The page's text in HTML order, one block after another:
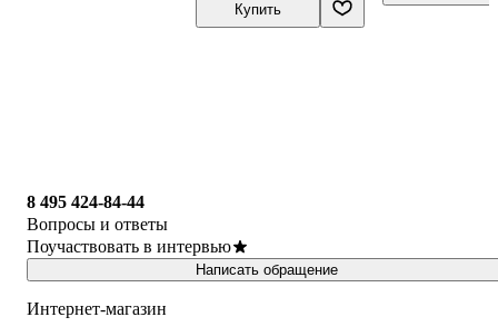
Купить
8 495 424-84-44
Вопросы и ответы
Поучаствовать в интервью
Написать обращение
Интернет-магазин